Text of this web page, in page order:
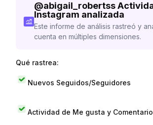
@abigail_robertss
Instagram analizada
Este informe de análisis rastreó y
cuenta en múltiples dimensiones.
Qué rastrea:
Nuevos Seguidos/Seguidores
Actividad de Me gusta y